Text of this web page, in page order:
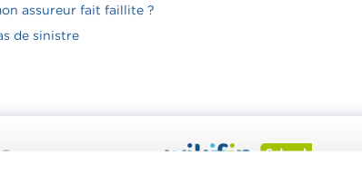
assureur fait faillite ?
de sinistre